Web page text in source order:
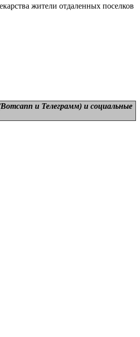
жители отдаленных поселков
и Телеграмм) и социальные